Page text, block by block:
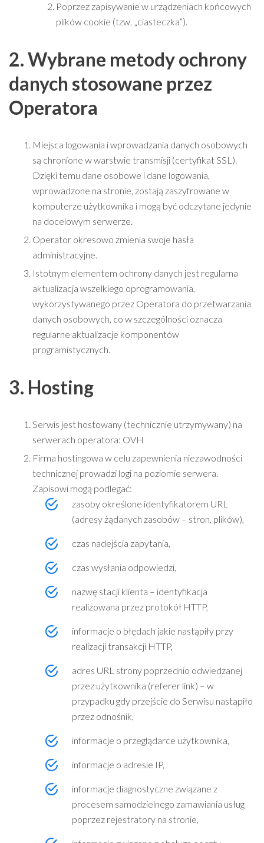
Poprzez zapisywanie w urządzeniach końcowych
plików cookie (tzw. „ciasteczka”).
2. Wybrane metody ochrony
danych stosowane przez
Operatora
Miejsca logowania i wprowadzania danych osobowych
są chronione w warstwie transmisji (certyfikat SSL).
Dzięki temu dane osobowe i dane logowania,
wprowadzone na stronie, zostają zaszyfrowane w
komputerze użytkownika i mogą być odczytane jedynie
na docelowym serwerze.
Operator okresowo zmienia swoje hasła
administracyjne.
Istotnym elementem ochrony danych jest regularna
aktualizacja wszelkiego oprogramowania,
wykorzystywanego przez Operatora do przetwarzania
danych osobowych, co w szczególności oznacza
regularne aktualizacje komponentów
programistycznych.
3. Hosting
Serwis jest hostowany (technicznie utrzymywany) na
serwerach operatora: OVH
Firma hostingowa w celu zapewnienia niezawodności
technicznej prowadzi logi na poziomie serwera.
Zapisowi mogą podlegać:
zasoby określone identyfikatorem URL
(adresy żądanych zasobów – stron, plików),
czas nadejścia zapytania,
czas wysłania odpowiedzi,
nazwę stacji klienta – identyfikacja
realizowana przez protokół HTTP,
informacje o błędach jakie nastąpiły przy
realizacji transakcji HTTP,
adres URL strony poprzednio odwiedzanej
przez użytkownika (referer link) – w
przypadku gdy przejście do Serwisu nastąpiło
przez odnośnik,
informacje o przeglądarce użytkownika,
informacje o adresie IP,
informacje diagnostyczne związane z
procesem samodzielnego zamawiania usług
poprzez rejestratory na stronie,